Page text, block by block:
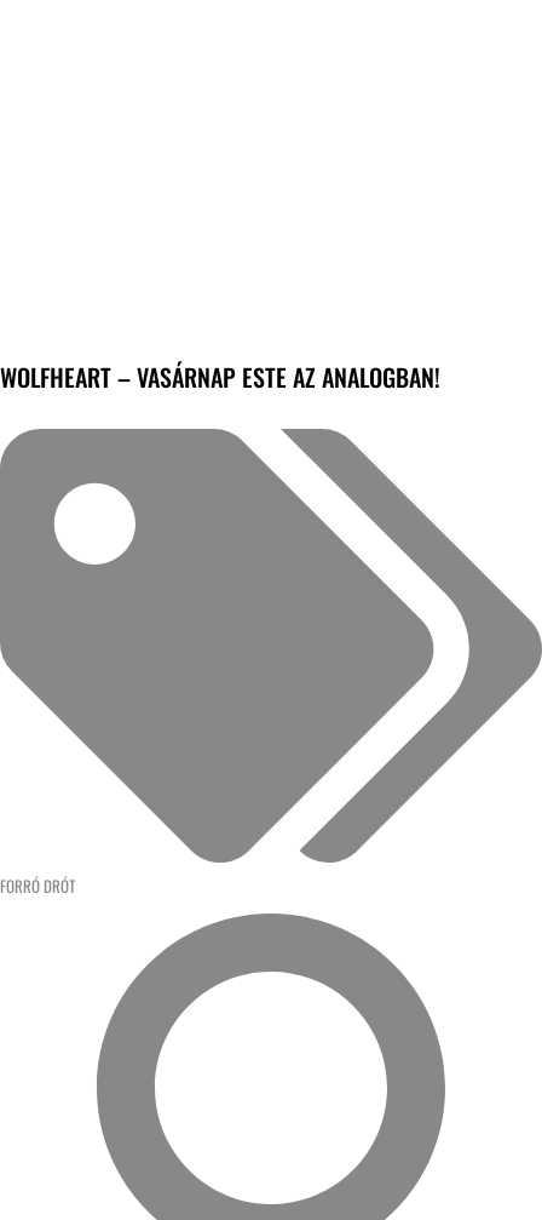
WOLFHEART – VASÁRNAP ESTE AZ ANALOGBAN!
FORRÓ DRÓT